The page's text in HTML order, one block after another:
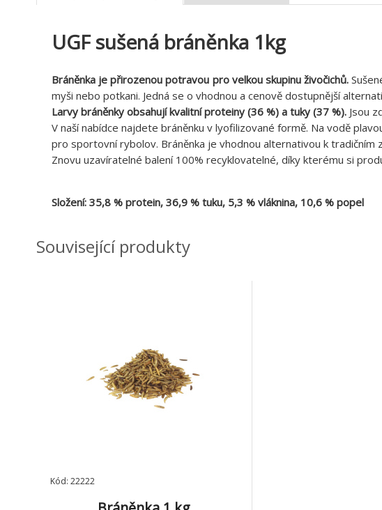
UGF sušená bráněnka 1kg
Bráněnka je přirozenou potravou pro velkou skupinu živočichů.
myši nebo potkani. Jedná se o vhodnou a cenově dostupnější
Larvy bráněnky obsahují kvalitní proteiny (36 %) a tuky (37 %). Jsou
V naší nabídce najdete bráněnku v lyofilizované formě. Na vodě
pro sportovní rybolov. Bráněnka je vhodnou alternativou k
Znovu uzavíratelné balení 100% recyklovatelné, díky kterému si
Složení: 35,8 % protein, 36,9 % tuku, 5,3 % vláknina, 10,6 % popel
Související produkty
Kód: 22222